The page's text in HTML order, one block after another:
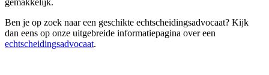
gemakkelijk.
Ben je op zoek naar een geschikte echtscheidingsadvocaat? Kijk
dan eens op onze uitgebreide informatiepagina over een
echtscheidingsadvocaat.